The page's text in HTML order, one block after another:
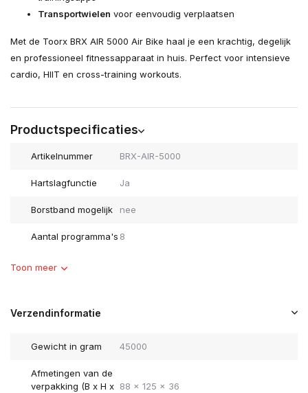
Transportwielen voor eenvoudig verplaatsen
Met de Toorx BRX AIR 5000 Air Bike haal je een krachtig, degelijk
en professioneel fitnessapparaat in huis. Perfect voor intensieve
cardio, HIIT en cross-training workouts.
Productspecificaties
Artikelnummer BRX-AIR-5000
Hartslagfunctie Ja
Borstband mogelijk nee
Aantal programma's 8
Toon meer
Verzendinformatie
Gewicht in gram 45000
Afmetingen van de
verpakking (B x H x 88 x 125 x 36